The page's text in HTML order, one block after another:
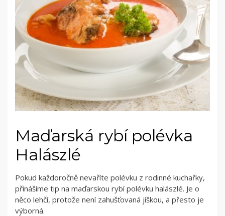
Maďarská rybí polévka
Halászlé
Pokud každoročně nevaříte polévku z rodinné kuchařky,
přinášíme tip na maďarskou rybí polévku halászlé. Je o
něco lehčí, protože není zahušťovaná jíškou, a přesto je
výborná.